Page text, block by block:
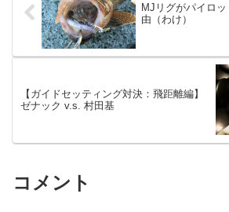
MJリグがパイロ
由（わけ）
【ガイドセッティング対決：飛距離編】
ゼナック v.s. 村田基
コメント